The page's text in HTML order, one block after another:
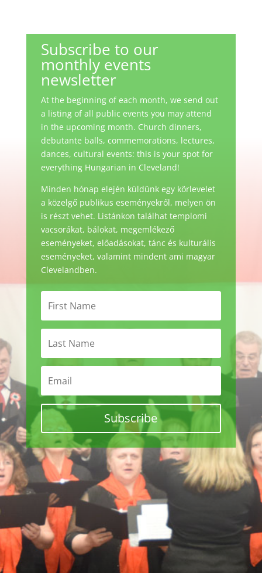
Subscribe to our
monthly events
newsletter
At the beginning of each month, we send out
a listing of all public events you may attend
in the upcoming month. Church dinners,
debutante balls, commemorations, lectures,
dances, cultural events: this is your spot for
everything Hungarian in Cleveland!
Minden hónap elején küldünk egy körlevelet
a közelgő publikus eseményekről, melyen ön
is részt vehet. Listánkon találhat templomi
vacsorákat, bálokat, megemlékező
eseményeket, előadásokat, tánc és kulturális
eseményeket, valamint mindent ami magyar
Clevelandben.
Subscribe